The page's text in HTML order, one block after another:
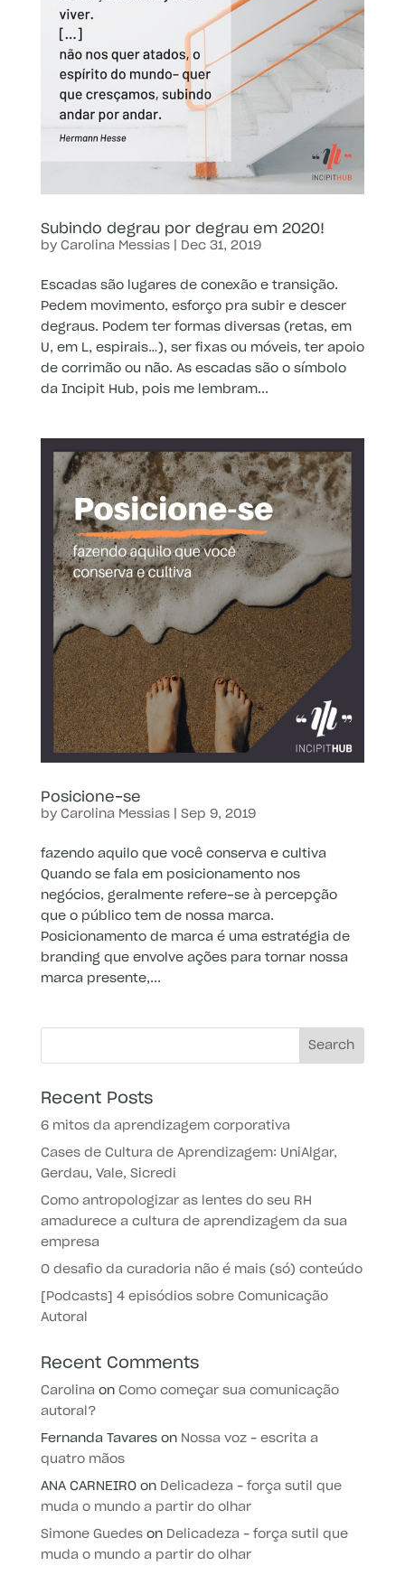
Subindo degrau por degrau em 2020!
by Carolina Messias| Dec 31, 2019
Escadas são lugares de conexão e transição.
Pedem movimento, esforço pra subir e descer
degraus. Podem ter formas diversas (retas, em
U, em L, espirais…), ser fixas ou móveis, ter apoio
de corrimão ou não. As escadas são o símbolo
da Incipit Hub, pois me lembram...
Posicione-se
by Carolina Messias| Sep 9, 2019
fazendo aquilo que você conserva e cultiva
Quando se fala em posicionamento nos
negócios, geralmente refere-se à percepção
que o público tem de nossa marca.
Posicionamento de marca é uma estratégia de
branding que envolve ações para tornar nossa
marca presente,...
Recent Posts
6 mitos da aprendizagem corporativa
Cases de Cultura de Aprendizagem: UniAlgar,
Gerdau, Vale, Sicredi
Como antropologizar as lentes do seu RH
amadurece a cultura de aprendizagem da sua
empresa
O desafio da curadoria não é mais (só) conteúdo
[Podcasts] 4 episódios sobre Comunicação
Autoral
Recent Comments
Carolina on Como começar sua comunicação
autoral?
Fernanda Tavareson Nossa voz – escrita a
quatro mãos
ANA CARNEIROon Delicadeza – força sutil que
muda o mundo a partir do olhar
Simone Guedeson Delicadeza – força sutil que
muda o mundo a partir do olhar